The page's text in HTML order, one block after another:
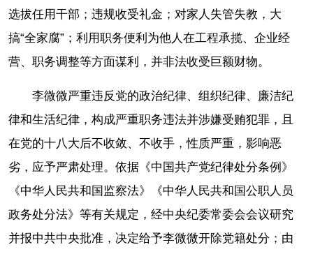
选拔任用干部；违规收受礼金；对家人失管失教，大
搞“全家腐”；利用职务便利为他人在工程承揽、企业经
营、职务调整等方面谋利，并非法收受巨额财物。
李微微严重违反党的政治纪律、组织纪律、廉洁纪
律和生活纪律，构成严重职务违法并涉嫌受贿犯罪，且
在党的十八大后不收敛、不收手，性质严重，影响恶
劣，应予严肃处理。依据《中国共产党纪律处分条例》
《中华人民共和国监察法》《中华人民共和国公职人员
政务处分法》等有关规定，经中央纪委常委会会议研究
并报中共中央批准，决定给予李微微开除党籍处分；由